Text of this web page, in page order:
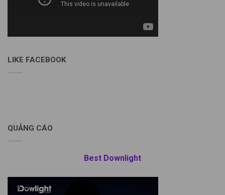
LIKE FACEBOOK
QUẢNG CÁO
Best Downlight